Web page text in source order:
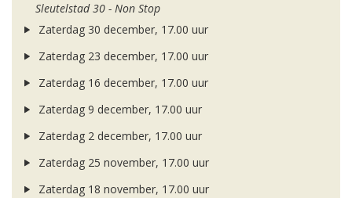
Sleutelstad 30 - Non Stop
Zaterdag 30 december, 17.00 uur
Zaterdag 23 december, 17.00 uur
Zaterdag 16 december, 17.00 uur
Zaterdag 9 december, 17.00 uur
Zaterdag 2 december, 17.00 uur
Zaterdag 25 november, 17.00 uur
Zaterdag 18 november, 17.00 uur